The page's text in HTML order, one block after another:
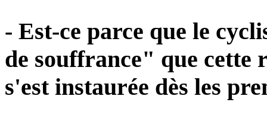
- Est-ce parce que le
de souffrance" que cette
s'est instaurée dès les